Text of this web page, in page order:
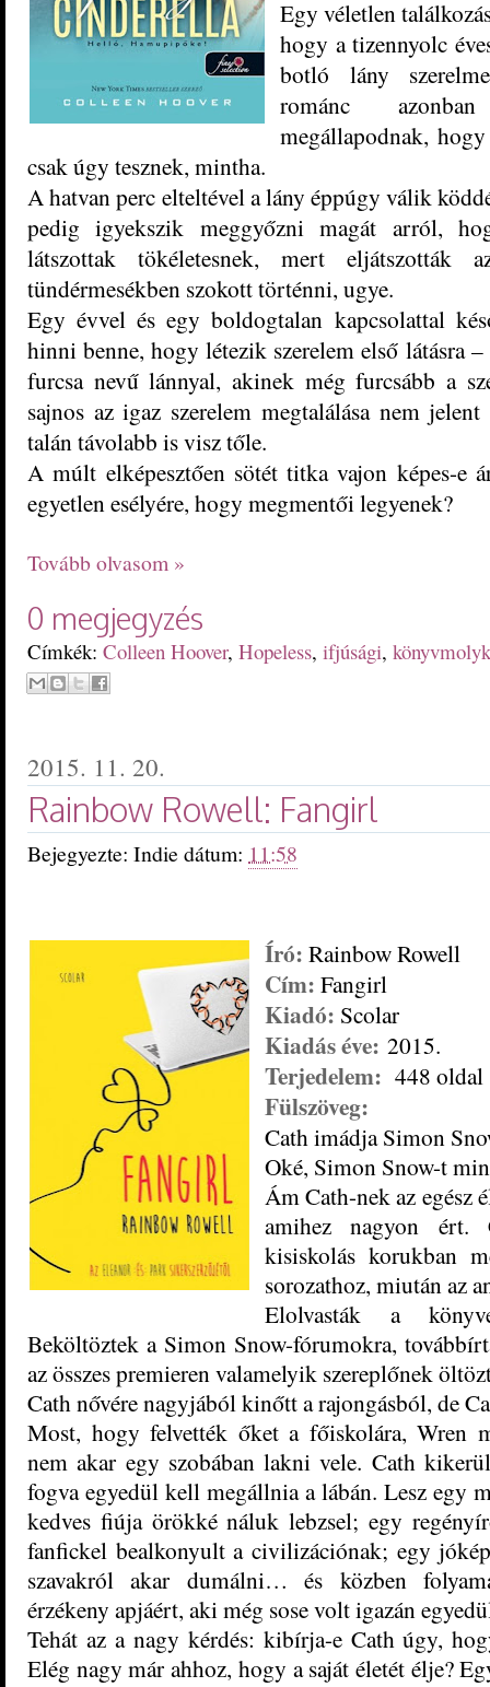
Egy véletlen
hogy a tizennyolc
botló lány
románc
megállapodnak,
csak úgy tesznek, mintha.
A hatvan perc elteltével a lány éppúgy válik
pedig igyekszik meggyőzni magát arról,
látszottak tökéletesnek, mert eljátszották
tündérmesékben szokott történni, ugye.
Egy évvel és egy boldogtalan kapcsolattal
hinni benne, hogy létezik szerelem első látásra
furcsa nevű lánnyal, akinek még furcsább a
sajnos az igaz szerelem megtalálása nem
talán távolabb is visz tőle.
A múlt elképesztően sötét titka vajon képes-e
egyetlen esélyére, hogy megmentői legyenek?
Tovább olvasom »
0 megjegyzés
Címkék: Colleen Hoover, Hopeless, ifjúsági,
2015. 11. 20.
Rainbow Rowell: Fangirl
Bejegyezte: Indie dátum: 11:58
Író: Rainbow Rowell
Cím: Fangirl
Kiadó: Scolar
Kiadás éve: 2015.
Terjedelem: 448 oldal
Fülszöveg:
Cath imádja Simon
Oké, Simon Snow-t
Ám Cath-nek az egész
amihez nagyon
kisiskolás korukban
sorozathoz, miután az
Elolvasták a
Beköltöztek a Simon Snow-fórumokra,
az összes premieren valamelyik szereplőnek
Cath nővére nagyjából kinőtt a rajongásból, de
Most, hogy felvették őket a főiskolára, Wren
nem akar egy szobában lakni vele. Cath
fogva egyedül kell megállnia a lábán. Lesz egy
kedves fiúja örökké náluk lebzsel; egy
fanfickel bealkonyult a civilizációnak; egy
szavakról akar dumálni… és közben
érzékeny apjáért, aki még sose volt igazán
Tehát az a nagy kérdés: kibírja-e Cath úgy,
Elég nagy már ahhoz, hogy a saját életét élje?